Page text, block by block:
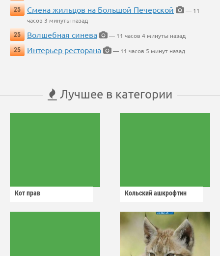
25
Смена жильцов на Большой Печерской
— 11
часов 3 минуты назад
25
Волшебная синева
— 11 часов 4 минуты назад
25
Интерьер ресторана — 11 часов 5 минут назад
Лучшее в категории
Кот прав Кольский ашкрофтин